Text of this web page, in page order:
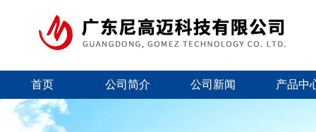
首页 公司简介 公司新闻 产品中